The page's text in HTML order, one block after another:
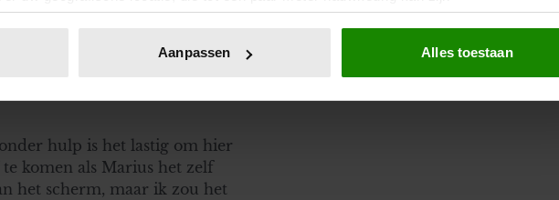
door het actief te scannen op specifieke eigenschappen (fingerprinting)
of intrekken in de Cookieverklaring.
Deze partners kunnen deze gegevens combineren met andere informatie die u aan ze
op basis van uw gebruik van hun services. U gaat akkoord met onze cookies
Aanpassen Alles toestaan
hulp is het lastig om hier
komen als Marius het zelf
het scherm, maar ik zou het